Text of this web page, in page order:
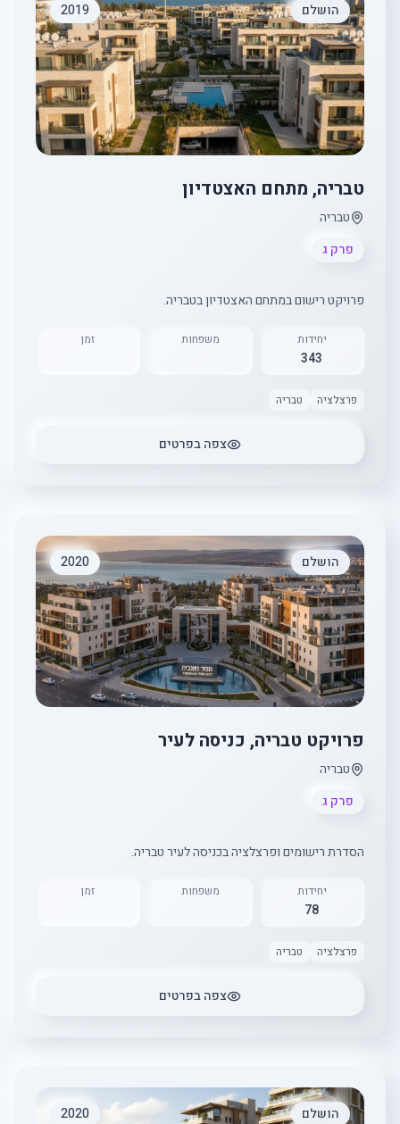
הושלם 2019
טבריה, מתחם האצטדיון
טבריה
פרק ג
פרויקט רישום במתחם האצטדיון בטבריה.
יחידות
343
משפחות זמן
פרצלציה טבריה
צפה בפרטים
הושלם 2020
פרויקט טבריה, כניסה לעיר
טבריה
פרק ג
הסדרת רישומים ופרצלציה בכניסה לעיר טבריה.
יחידות
78
משפחות זמן
פרצלציה טבריה
צפה בפרטים
הושלם 2020